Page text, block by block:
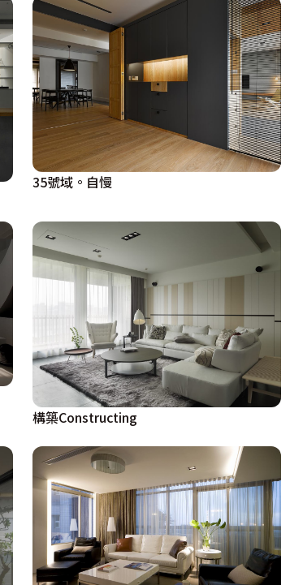
35號域。自慢
構築Constructing